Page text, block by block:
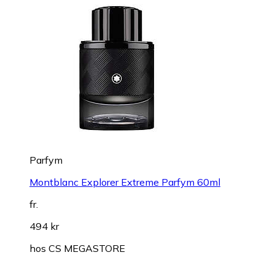
Parfym
Montblanc Explorer Extreme Parfym 60ml
fr.
494 kr
hos CS MEGASTORE